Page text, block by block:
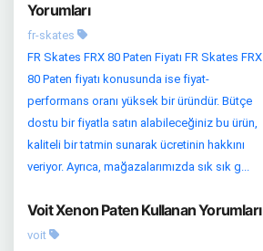
Yorumları
fr-skates
FR Skates FRX 80 Paten Fiyatı FR Skates FRX
80 Paten fiyatı konusunda ise fiyat-
performans oranı yüksek bir üründür. Bütçe
dostu bir fiyatla satın alabileceğiniz bu ürün,
kaliteli bir tatmin sunarak ücretinin hakkını
veriyor. Ayrıca, mağazalarımızda sık sık g...
Voit Xenon Paten Kullanan Yorumları
voit